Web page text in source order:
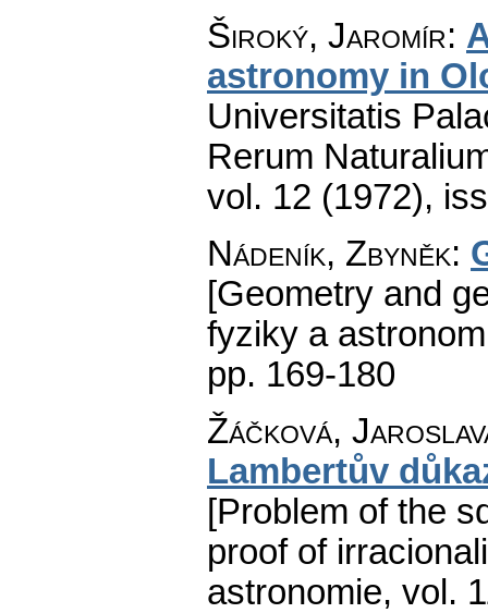
Široký, Jaromír:
astronomy in
Universitatis
Rerum
vol. 12 (1972),
Nádeník, Zbyněk:
[Geometry and
fyziky a
pp. 169-180
Žáčková,
Lambertův
[Problem of the
proof of
astronomie, vol.